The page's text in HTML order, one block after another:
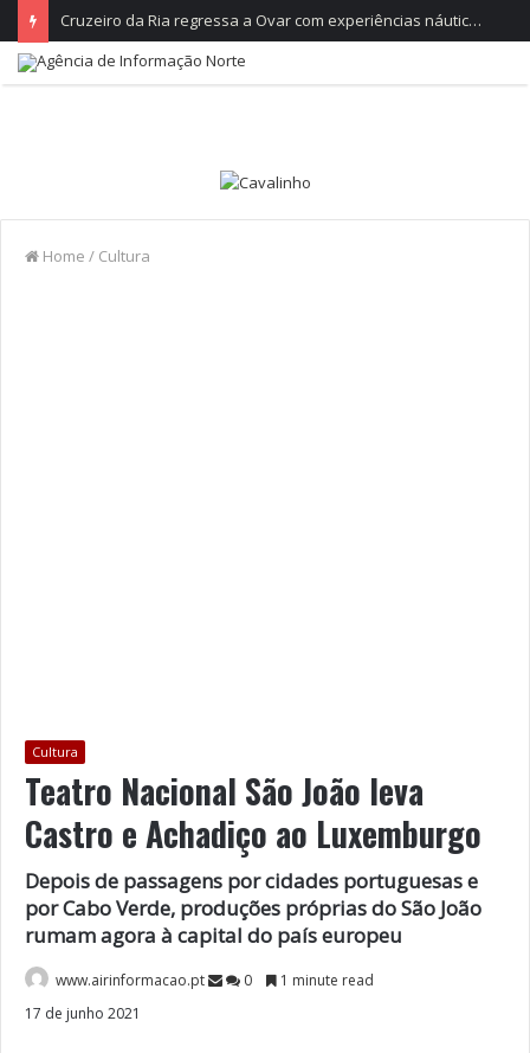
Cruzeiro da Ria regressa a Ovar com experiências náuticas e observação de aves
Home / Cultura
Cultura
Teatro Nacional São João leva
Castro e Achadiço ao Luxemburgo
Depois de passagens por cidades portuguesas e
por Cabo Verde, produções próprias do São João
rumam agora à capital do país europeu
www.airinformacao.pt 0
1 minute read
17 de junho 2021